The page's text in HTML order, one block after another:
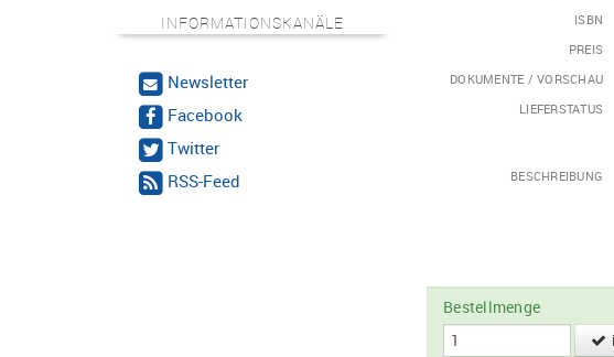
INFORMATIONSKANÄLE
Newsletter
Facebook
Twitter
RSS-Feed
ISBN
PREIS
DOKUMENTE / VORSCHAU
LIEFERSTATUS
BESCHREIBUNG
Bestellmenge